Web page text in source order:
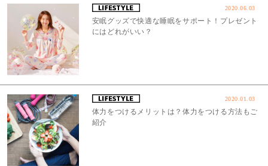
2020.06.03
安眠グッズで快適な睡眠をサポート！プレゼント
にはどれがいい？
2020.01.03
体力をつけるメリットは？体力をつける方法もご
紹介